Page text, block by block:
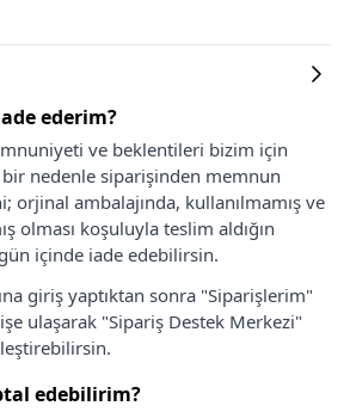
ederim?
ve beklentileri bizim için
nedenle siparişinden memnun
orjinal ambalajında, kullanılmamış ve
olması koşuluyla teslim aldığın
içinde iade edebilirsin.
giriş yaptıktan sonra "Siparişlerim"
ulaşarak "Sipariş Destek Merkezi"
edebilirim?